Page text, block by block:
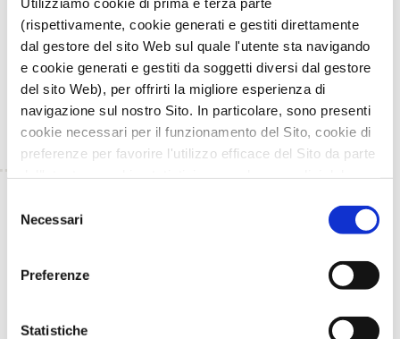
(rispettivamente, cookie generati e gestiti direttamente
dal gestore del sito Web sul quale l'utente sta navigando
e cookie generati e gestiti da soggetti diversi dal gestore
del sito Web), per offrirti la migliore esperienza di
navigazione sul nostro Sito. In particolare, sono presenti
cookie necessari per il funzionamento del Sito, cookie di
preferenze per favorire l'utilizzo efficace del Sito da parte
categorie di cookie accettare.
Per maggiori informazioni, consulta le nostre pagine
delNecessari
Preferenze
Statistiche
Nel complesso, le ricerche in corso hanno gettato
le basi per avviare prove di crescita direttamente
negli allevamenti con parziale o totale sostituzione
della farina di pesce nei mangimi.